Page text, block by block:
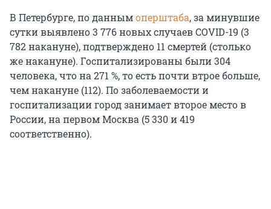
В Петербурге, по даннымоперштаба, за минувшие
сутки выявлено 3 776 новых случаев COVID-19 (3
782 накануне), подтверждено 11 смертей (столько
же накануне). Госпитализированы были 304
человека, что на 271 %, то есть почти втрое больше,
чем накануне (112). По заболеваемости и
госпитализации город занимает второе место в
России, на первом Москва (5 330 и 419
соответственно).